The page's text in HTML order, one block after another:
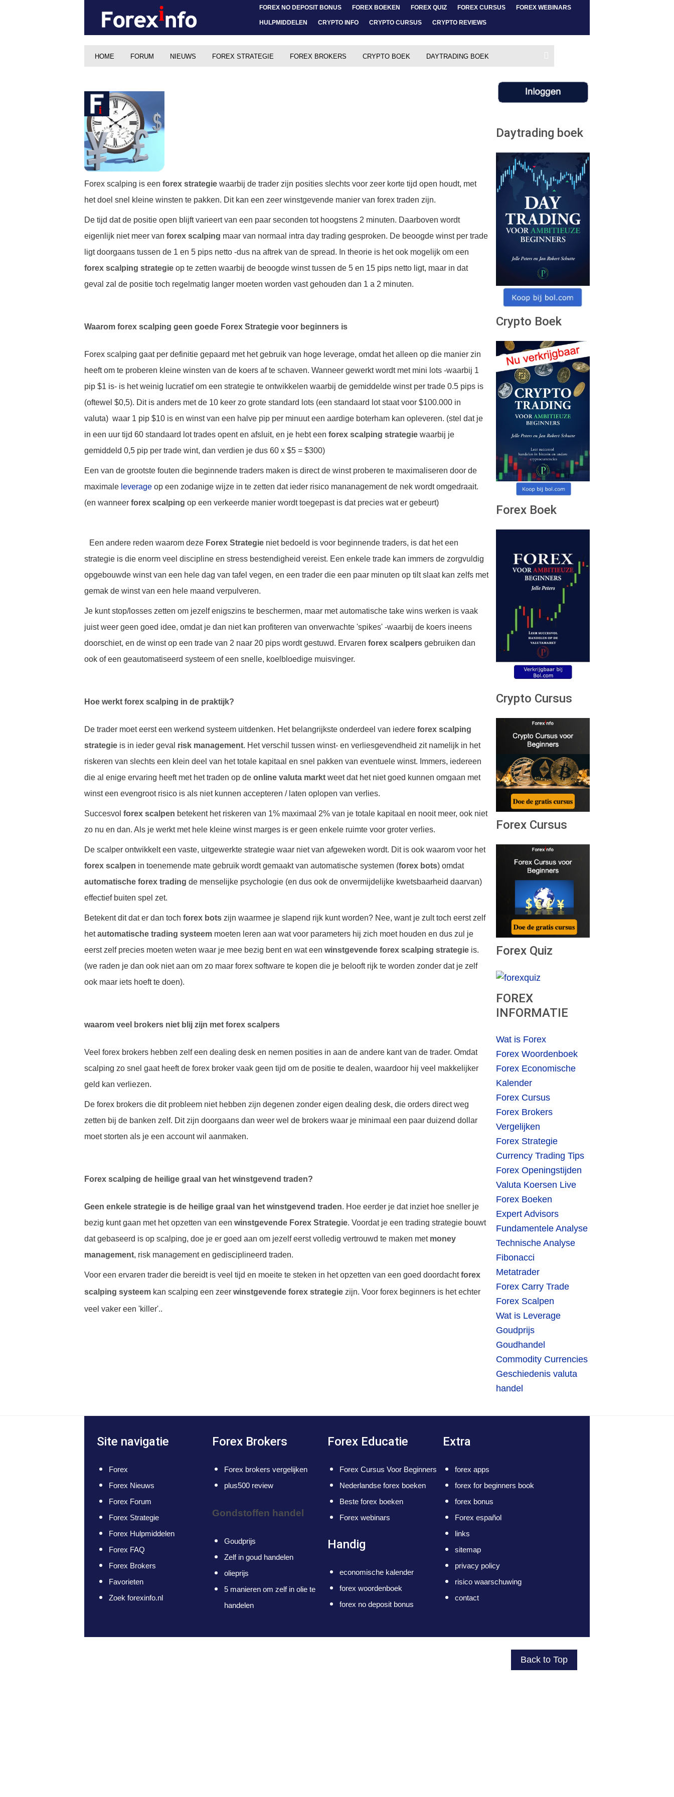
FOREX NO DEPOSIT BONUS FOREX BOEKEN FOREX QUIZ FOREX CURSUS FOREX WEBINARS
HULPMIDDELEN CRYPTO INFO CRYPTO CURSUS CRYPTO REVIEWS
HOME FORUM NIEUWS FOREX STRATEGIE FOREX BROKERS CRYPTO BOEK DAYTRADING BOEK
Forex scalping is een forex strategie waarbij de trader zijn posities slechts voor zeer korte tijd open houdt, met
het doel snel kleine winsten te pakken. Dit kan een zeer winstgevende manier van forex traden zijn.
De tijd dat de positie open blijft varieert van een paar seconden tot hoogstens 2 minuten. Daarboven wordt
eigenlijk niet meer van forex scalping maar van normaal intra day trading gesproken. De beoogde winst per trade
ligt doorgaans tussen de 1 en 5 pips netto -dus na aftrek van de spread. In theorie is het ook mogelijk om een
forex scalping strategie op te zetten waarbij de beoogde winst tussen de 5 en 15 pips netto ligt, maar in dat
geval zal de positie toch regelmatig langer moeten worden vast gehouden dan 1 a 2 minuten.
Waarom forex scalping geen goede Forex Strategie voor beginners is
Forex scalping gaat per definitie gepaard met het gebruik van hoge leverage, omdat het alleen op die manier zin
heeft om te proberen kleine winsten van de koers af te schaven. Wanneer gewerkt wordt met mini lots -waarbij 1
pip $1 is- is het weinig lucratief om een strategie te ontwikkelen waarbij de gemiddelde winst per trade 0.5 pips is
(oftewel $0,5). Dit is anders met de 10 keer zo grote standard lots (een standaard lot staat voor $100.000 in
valuta) waar 1 pip $10 is en winst van een halve pip per minuut een aardige boterham kan opleveren. (stel dat je
in een uur tijd 60 standaard lot trades opent en afsluit, en je hebt een forex scalping strategie waarbij je
gemiddeld 0,5 pip per trade wint, dan verdien je dus 60 x $5 = $300)
Een van de grootste fouten die beginnende traders maken is direct de winst proberen te maximaliseren door de
maximale leverage op een zodanige wijze in te zetten dat ieder risico mananagement de nek wordt omgedraait.
(en wanneer forex scalping op een verkeerde manier wordt toegepast is dat precies wat er gebeurt)
Een andere reden waarom deze Forex Strategie niet bedoeld is voor beginnende traders, is dat het een
strategie is die enorm veel discipline en stress bestendigheid vereist. Een enkele trade kan immers de zorgvuldig
opgebouwde winst van een hele dag van tafel vegen, en een trader die een paar minuten op tilt slaat kan zelfs met
gemak de winst van een hele maand verpulveren.
Je kunt stop/losses zetten om jezelf enigszins te beschermen, maar met automatische take wins werken is vaak
juist weer geen goed idee, omdat je dan niet kan profiteren van onverwachte 'spikes' -waarbij de koers ineens
doorschiet, en de winst op een trade van 2 naar 20 pips wordt gestuwd. Ervaren forex scalpers gebruiken dan
ook of een geautomatiseerd systeem of een snelle, koelbloedige muisvinger.
Hoe werkt forex scalping in de praktijk?
De trader moet eerst een werkend systeem uitdenken. Het belangrijkste onderdeel van iedere forex scalping
strategie is in ieder geval risk management. Het verschil tussen winst- en verliesgevendheid zit namelijk in het
riskeren van slechts een klein deel van het totale kapitaal en snel pakken van eventuele winst. Immers, iedereen
die al enige ervaring heeft met het traden op de online valuta markt weet dat het niet goed kunnen omgaan met
winst een evengroot risico is als niet kunnen accepteren / laten oplopen van verlies.
Succesvol forex scalpen betekent het riskeren van 1% maximaal 2% van je totale kapitaal en nooit meer, ook niet
zo nu en dan. Als je werkt met hele kleine winst marges is er geen enkele ruimte voor groter verlies.
De scalper ontwikkelt een vaste, uitgewerkte strategie waar niet van afgeweken wordt. Dit is ook waarom voor het
forex scalpen in toenemende mate gebruik wordt gemaakt van automatische systemen (forex bots) omdat
automatische forex trading de menselijke psychologie (en dus ook de onvermijdelijke kwetsbaarheid daarvan)
effectief buiten spel zet.
Betekent dit dat er dan toch forex bots zijn waarmee je slapend rijk kunt worden? Nee, want je zult toch eerst zelf
hetautomatische trading systeem moeten leren aan wat voor parameters hij zich moet houden en dus zul je
eerst zelf precies moeten weten waar je mee bezig bent en wat een winstgevende forex scalping strategie is.
(we raden je dan ook niet aan om zo maar forex software te kopen die je belooft rijk te worden zonder dat je zelf
ook maar iets hoeft te doen).
waarom veel brokers niet blij zijn met forex scalpers
Veel forex brokers hebben zelf een dealing desk en nemen posities in aan de andere kant van de trader. Omdat
scalping zo snel gaat heeft de forex broker vaak geen tijd om de positie te dealen, waardoor hij veel makkelijker
geld kan verliezen.
De forex brokers die dit probleem niet hebben zijn degenen zonder eigen dealing desk, die orders direct weg
zetten bij de banken zelf. Dit zijn doorgaans dan weer wel de brokers waar je minimaal een paar duizend dollar
moet storten als je een account wil aanmaken.
Forex scalping de heilige graal van het winstgevend traden?
Geen enkele strategie is de heilige graal van het winstgevend traden. Hoe eerder je dat inziet hoe sneller je
bezig kunt gaan met het opzetten van een winstgevende Forex Strategie. Voordat je een trading strategie bouwt
dat gebaseerd is op scalping, doe je er goed aan om jezelf eerst volledig vertrouwd te maken met money
management, risk management en gedisciplineerd traden.
Voor een ervaren trader die bereidt is veel tijd en moeite te steken in het opzetten van een goed doordachtforex
scalping systeem kan scalping een zeer winstgevende forex strategie zijn. Voor forex beginners is het echter
veel vaker een 'killer'..
Daytrading boek
Crypto Boek
Forex Boek
Crypto Cursus
Forex Cursus
Forex Quiz
FOREX
INFORMATIE
Wat is Forex
Forex Woordenboek
Forex Economische
Kalender
Forex Cursus
Forex Brokers
Vergelijken
Forex Strategie
Currency Trading Tips
Forex Openingstijden
Valuta Koersen Live
Forex Boeken
Expert Advisors
Fundamentele Analyse
Technische Analyse
Fibonacci
Metatrader
Forex Carry Trade
Forex Scalpen
Wat is Leverage
Goudprijs
Goudhandel
Commodity Currencies
Geschiedenis valuta
handel
Site navigatie
Forex
Forex Nieuws
Forex Forum
Forex Strategie
Forex Hulpmiddelen
Forex FAQ
Forex Brokers
Favorieten
Zoek forexinfo.nl
Forex Brokers
Forex brokers vergelijken
plus500 review
Gondstoffen handel
Goudprijs
Zelf in goud handelen
olieprijs
5 manieren om zelf in olie te
handelen
Forex Educatie
Forex Cursus Voor Beginners
Nederlandse forex boeken
Beste forex boeken
Forex webinars
Handig
economische kalender
forex woordenboek
forex no deposit bonus
Extra
forex apps
forex for beginners book
forex bonus
Forex español
links
sitemap
privacy policy
risico waarschuwing
contact
Back to Top